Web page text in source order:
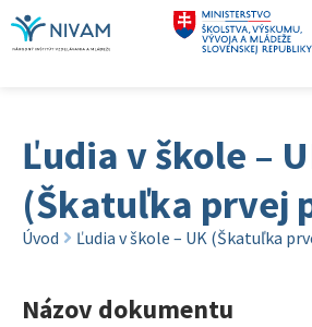
Ľudia v škole –
(Škatuľka prvej
Úvod Ľudia v škole – UK (Škatuľka
Názov dokumentu